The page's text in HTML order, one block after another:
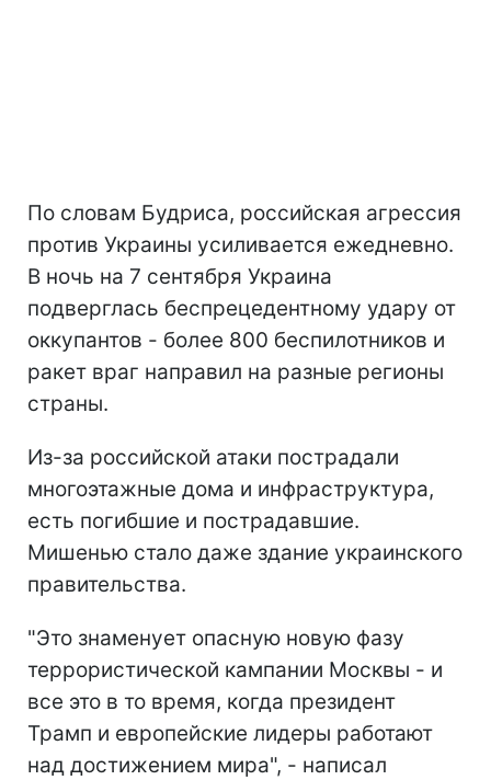
По словам Будриса, российская агрессия
против Украины усиливается ежедневно.
В ночь на 7 сентября Украина
подверглась беспрецедентному удару от
оккупантов - более 800 беспилотников и
ракет враг направил на разные регионы
страны.
Из-за российской атаки пострадали
многоэтажные дома и инфраструктура,
есть погибшие и пострадавшие.
Мишенью стало даже здание украинского
правительства.
"Это знаменует опасную новую фазу
террористической кампании Москвы - и
все это в то время, когда президент
Трамп и европейские лидеры работают
над достижением мира", - написал